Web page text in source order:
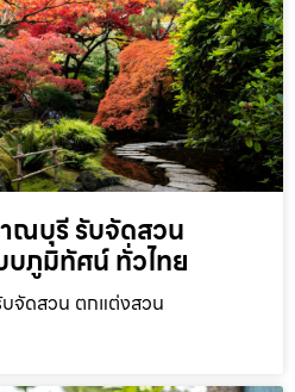
ณบุรี รับจัดสวน
ภูมิทัศน์ ทั่วไทย
จัดสวน ตกแต่งสวน